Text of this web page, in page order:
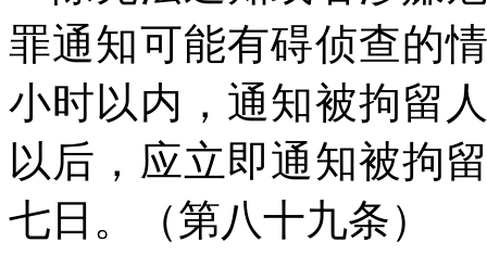
罪通知可能有碍侦查的
小时以内，通知被拘留
以后，应立即通知被拘
七日。（第八十九条）